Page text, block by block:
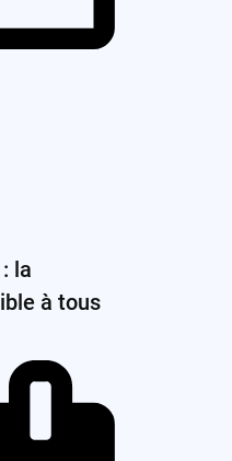
la
à tous